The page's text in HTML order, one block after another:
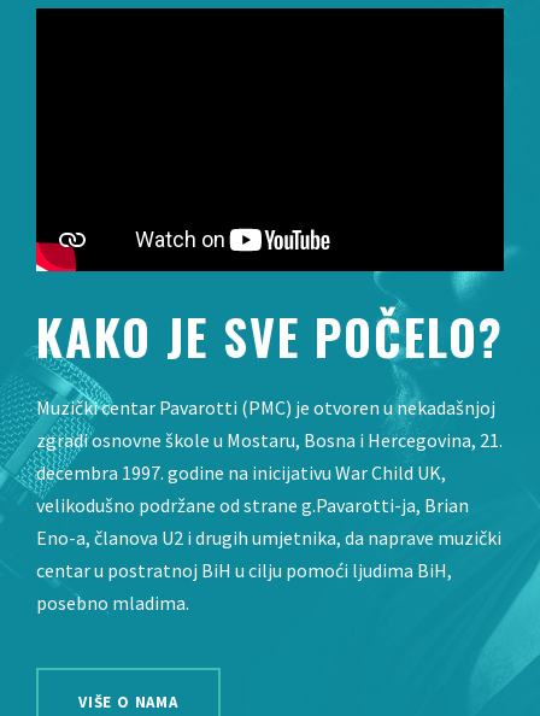
KAKO JE SVE POČELO?
Muzički centar Pavarotti (PMC) je otvoren u nekadašnjoj
zgradi osnovne škole u Mostaru, Bosna i Hercegovina, 21.
decembra 1997. godine na inicijativu War Child UK,
velikodušno podržane od strane g.Pavarotti-ja, Brian
Eno-a, članova U2 i drugih umjetnika, da naprave muzički
centar u postratnoj BiH u cilju pomoći ljudima BiH,
posebno mladima.
VIŠE O NAMA